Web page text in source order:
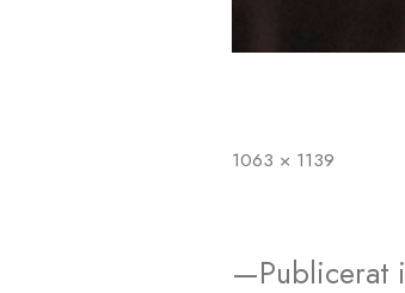
Full
1063 × 1139
Publicerat i